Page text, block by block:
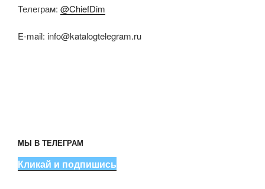
Телеграм: @ChiefDim
E-mail: info@katalogtelegram.ru
МЫ В ТЕЛЕГРАМ
Кликай и подпишись